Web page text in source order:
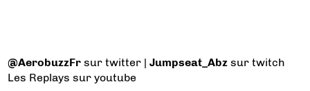
@AerobuzzFr sur twitter |Jumpseat_Abz sur twitch
Les Replays sur youtube